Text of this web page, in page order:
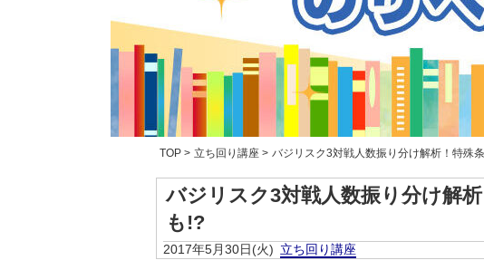
TOP > 立ち回り講座 > バジリスク3対戦人数振り分け解析！特殊
バジリスク3対戦人数振り分け解
も!?
2017年5月30日(火) 立ち回り講座